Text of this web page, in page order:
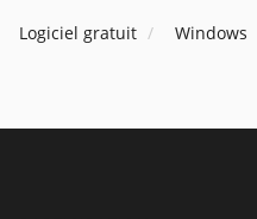
Logiciel gratuit Windows